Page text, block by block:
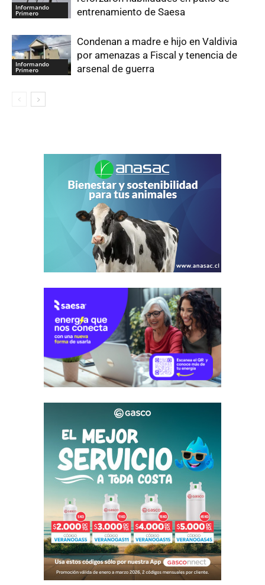
Informando
Primero
entrenamiento de Saesa
Informando
Primero
Condenan a madre e hijo en Valdivia
por amenazas a Fiscal y tenencia de
arsenal de guerra